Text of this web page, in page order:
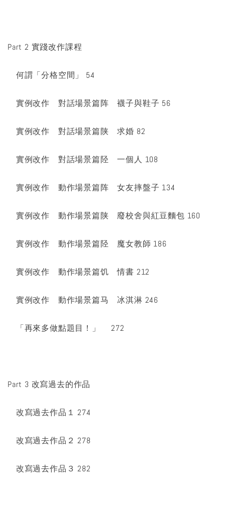
Part 2 實踐改作課程
何謂「分格空間」 54
實例改作 對話場景篇阵 襪子與鞋子 56
實例改作 對話場景篇陕 求婚 82
實例改作 對話場景篇陉 一個人 108
實例改作 動作場景篇阵 女友摔盤子 134
實例改作 動作場景篇陕 廢校舍與紅豆麵包 160
實例改作 動作場景篇陉 魔女教師 186
實例改作 動作場景篇饥 情書 212
實例改作 動作場景篇马 冰淇淋 246
「再來多做點題目！」 272
Part 3 改寫過去的作品
改寫過去作品１ 274
改寫過去作品２ 278
改寫過去作品３ 282